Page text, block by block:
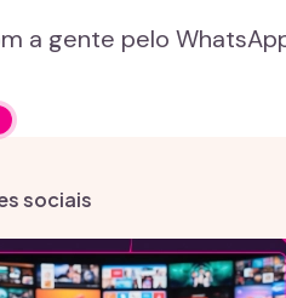
a gente pelo
sociais